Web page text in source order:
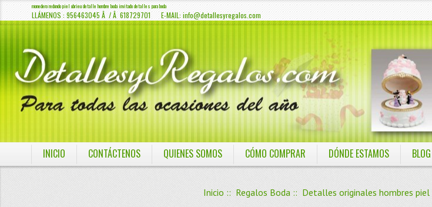
monedero redondo piel ubrieu detalle hombre boda invitado detalles para boda
LLÁMENOS : 956463045 Â / Â 618729701 E-MAIL: info@detallesyregalos.com
INICIO CONTÁCTENOS QUIENES SOMOS CÓMO COMPRAR DÓNDE ESTAMOS BLOG
Inicio :: Regalos Boda :: Detalles originales hombres piel